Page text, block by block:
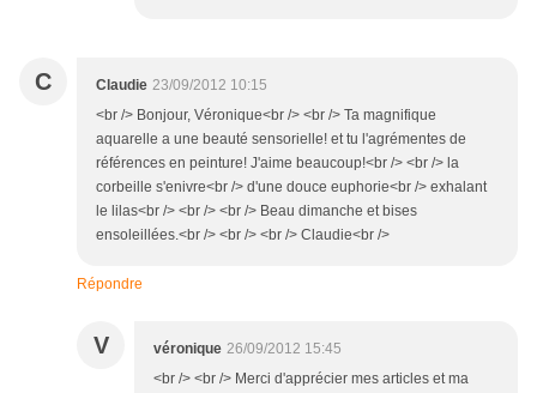
C Claudie 23/09/2012 10:15
<br /> Bonjour, Véronique<br /> <br /> Ta magnifique
aquarelle a une beauté sensorielle! et tu l'agrémentes de
références en peinture! J'aime beaucoup!<br /> <br /> la
corbeille s'enivre<br /> d'une douce euphorie<br /> exhalant
le lilas<br /> <br /> <br /> Beau dimanche et bises
ensoleillées.<br /> <br /> <br /> Claudie<br />
Répondre
V véronique 26/09/2012 15:45
<br /> <br /> Merci d'apprécier mes articles et ma